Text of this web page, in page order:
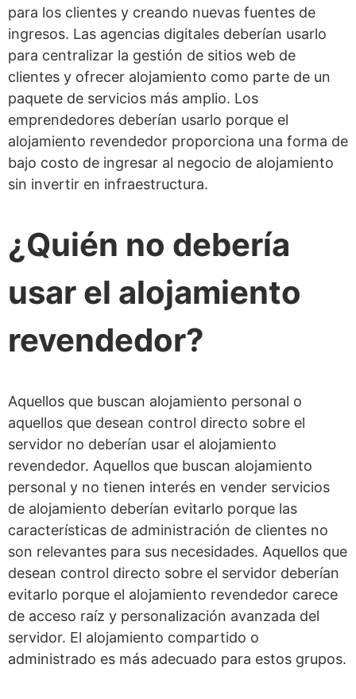
para los clientes y creando nuevas fuentes de
ingresos. Las agencias digitales deberían usarlo
para centralizar la gestión de sitios web de
clientes y ofrecer alojamiento como parte de un
paquete de servicios más amplio. Los
emprendedores deberían usarlo porque el
alojamiento revendedor proporciona una forma de
bajo costo de ingresar al negocio de alojamiento
sin invertir en infraestructura.
¿Quién no debería
usar el alojamiento
revendedor?
Aquellos que buscan alojamiento personal o
aquellos que desean control directo sobre el
servidor no deberían usar el alojamiento
revendedor. Aquellos que buscan alojamiento
personal y no tienen interés en vender servicios
de alojamiento deberían evitarlo porque las
características de administración de clientes no
son relevantes para sus necesidades. Aquellos que
desean control directo sobre el servidor deberían
evitarlo porque el alojamiento revendedor carece
de acceso raíz y personalización avanzada del
servidor. El alojamiento compartido o
administrado es más adecuado para estos grupos.